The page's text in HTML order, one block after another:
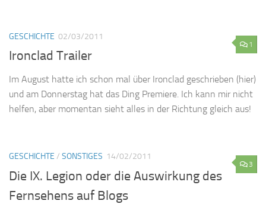
1
GESCHICHTE 02/03/2011
Ironclad Trailer
Im August hatte ich schon mal über Ironclad geschrieben (hier)
und am Donnerstag hat das Ding Premiere. Ich kann mir nicht
helfen, aber momentan sieht alles in der Richtung gleich aus!
3
GESCHICHTE / SONSTIGES 14/02/2011
Die IX. Legion oder die Auswirkung des
Fernsehens auf Blogs